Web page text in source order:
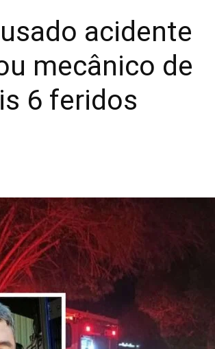
acidente
mecânico de
6 feridos